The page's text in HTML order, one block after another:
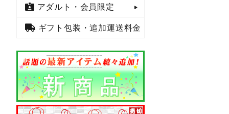
アダルト・会員限定
ギフト包装・追加運送料金